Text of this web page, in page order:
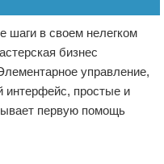
шаги в своем нелегком
бизнес
управление,
интерфейс, простые и
первую помощь